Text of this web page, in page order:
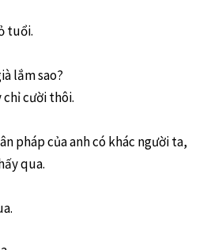
tuổi.
lắm sao?
chỉ cười thôi.
pháp của anh có khác người ta,
qua.